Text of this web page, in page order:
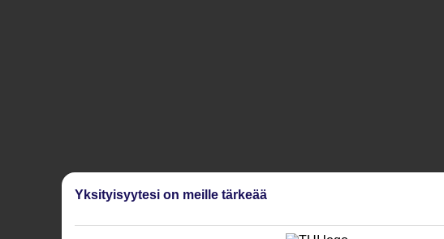
Yksityisyytesi on meille tärkeää